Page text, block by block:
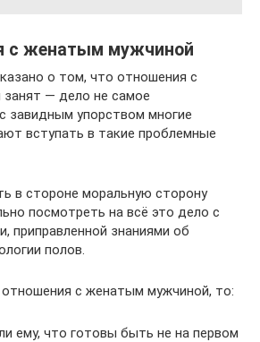
с женатым мужчиной
о том, что отношения с
— дело не самое
завидным упорством многие
вступать в такие проблемные
в стороне моральную сторону
посмотреть на всё это дело с
приправленной знаниями об
полов.
отношения с женатым мужчиной, то:
ему, что готовы быть не на первом